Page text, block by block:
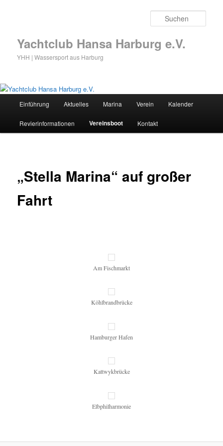
Yachtclub Hansa Harburg e.V.
YHH | Wassersport aus Harburg
Einführung Aktuelles Marina Verein Kalender
Revierinformationen Vereinsboot Kontakt
„Stella Marina“ auf großer
Fahrt
Am Fischmarkt
Köhlbrandbrücke
Hamburger Hafen
Kattwykbrücke
Elbphilharmonie